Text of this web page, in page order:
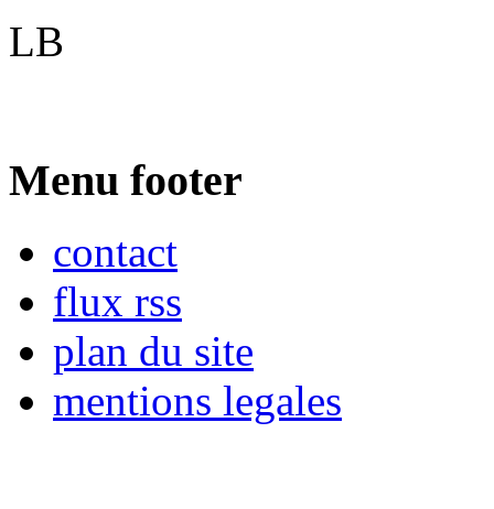
LB
Menu footer
contact
flux rss
plan du site
mentions legales